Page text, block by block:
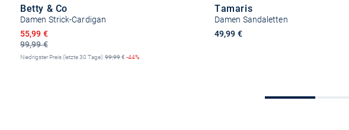
Betty & Co
Damen Strick-Cardigan
99,99 €
Ermäßigter Preis
55,99 €
Niedrigster Preis (letzte 30 Tage):99,99€ -44%
Tamaris
Damen Sandaletten
49,99 €
Größe auswählen